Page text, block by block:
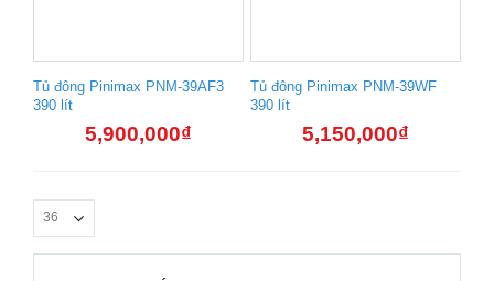
Tủ đông Pinimax PNM-39AF3
390 lít
5,900,000₫
Tủ đông Pinimax PNM-39WF
390 lít
5,150,000₫